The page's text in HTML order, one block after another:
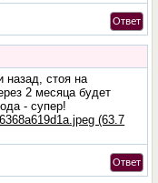
Ответ
назад, стоя на
2 месяца будет
- супер!
(63.7
Ответ